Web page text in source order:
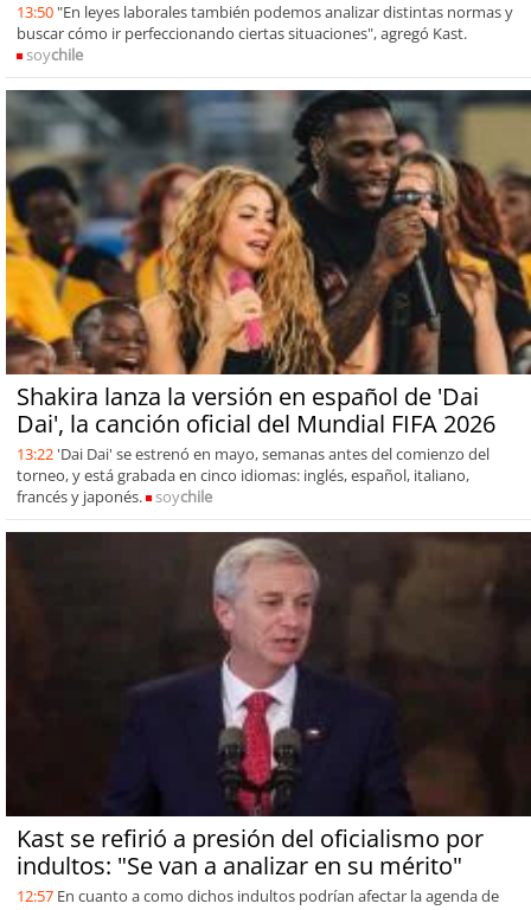
13:50 "En leyes laborales también podemos analizar distintas normas y
buscar cómo ir perfeccionando ciertas situaciones", agregó Kast.
soychile
Shakira lanza la versión en español de 'Dai
Dai', la canción oficial del Mundial FIFA 2026
13:22 'Dai Dai' se estrenó en mayo, semanas antes del comienzo del
torneo, y está grabada en cinco idiomas: inglés, español, italiano,
francés y japonés.
soychile
Kast se refirió a presión del oficialismo por
indultos: "Se van a analizar en su mérito"
12:57 En cuanto a como dichos indultos podrían afectar la agenda de